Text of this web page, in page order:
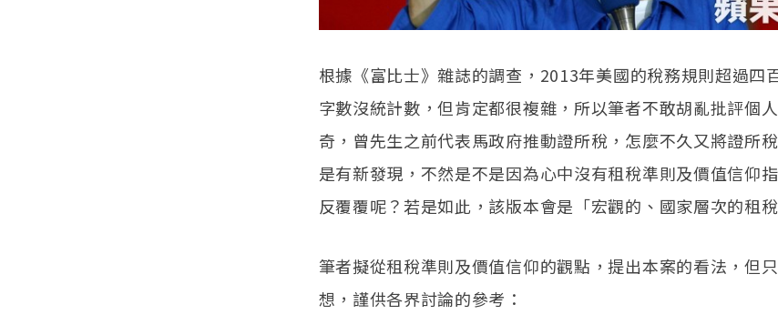
根據《富比士》雜誌的調查，2013年美國的稅務規則超過四
字數沒統計數，但肯定都很複雜，所以筆者不敢胡亂批評個
奇，曾先生之前代表馬政府推動證所稅，怎麼不久又將證所
是有新發現，不然是不是因為心中沒有租稅準則及價值信仰
反覆覆呢？若是如此，該版本會是「宏觀的、國家層次的租
筆者擬從租稅準則及價值信仰的觀點，提出本案的看法，但
想，謹供各界討論的參考：